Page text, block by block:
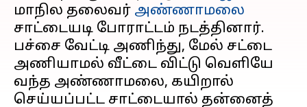
மாநில தலைவர் அண்ணாமலை
சாட்டையடி போராட்டம் நடத்தினார்.
பச்சை வேட்டி அணிந்து, மேல் சட்டை
அணியாமல் வீட்டை விட்டு வெளியே
வந்த அண்ணாமலை, கயிறால்
செய்யப்பட்ட சாட்டையால் தன்னைத்